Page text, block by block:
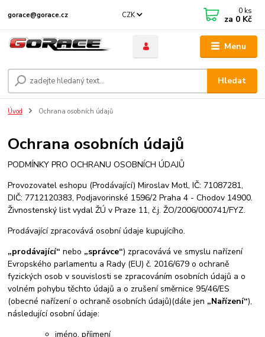
Menu
CZK
Hledat
gorace@gorace.cz 0 ks
za 0 Kč
Úvod Ochrana osobních údajů
Ochrana osobních údajů
PODMÍNKY PRO OCHRANU OSOBNÍCH ÚDAJŮ
Provozovatel eshopu (Prodávající) Miroslav Motl, IČ: 71087281,
DIČ: 7712120383, Podjavorinské 1596/2 Praha 4 - Chodov 14900.
Živnostenský list vydal ŽÚ v Praze 11, č.j. ŽO/2006/000741/FYZ.
Prodávající zpracovává osobní údaje kupujícího.
„prodávající“ nebo „správce“) zpracovává ve smyslu nařízení
Evropského parlamentu a Rady (EU) č. 2016/679 o ochraně
fyzických osob v souvislosti se zpracováním osobních údajů a o
volném pohybu těchto údajů a o zrušení směrnice 95/46/ES
(obecné nařízení o ochraně osobních údajů)(dále jen „Nařízení“),
následující osobní údaje:
jméno, příjmení